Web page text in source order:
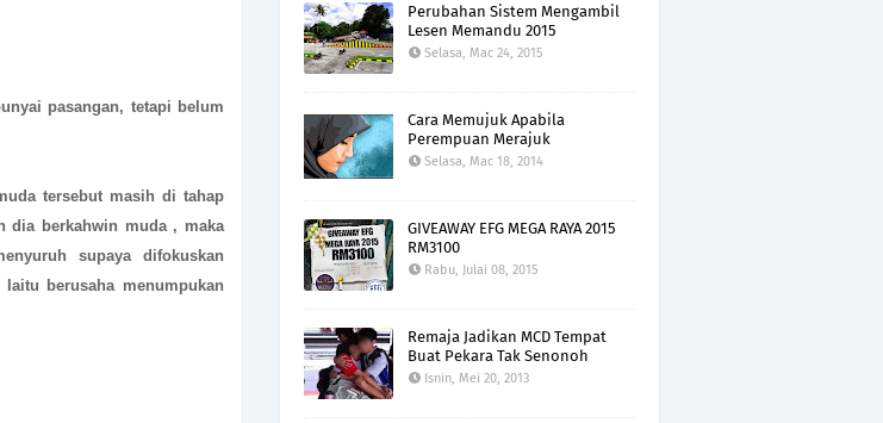
pasangan, tetapi belum
tersebut masih di tahap
dia berkahwin muda , maka
supaya difokuskan
berusaha menumpukan
Perubahan Sistem Mengambil
Lesen Memandu 2015
Selasa, Mac 24, 2015
Cara Memujuk Apabila
Perempuan Merajuk
Selasa, Mac 18, 2014
GIVEAWAY EFG MEGA RAYA 2015
RM3100
Rabu, Julai 08, 2015
Remaja Jadikan MCD Tempat
Buat Pekara Tak Senonoh
Isnin, Mei 20, 2013